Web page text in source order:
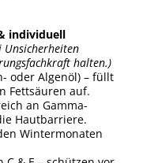
individuell
halten.)
oder Algenöl) – füllt
Fettsäuren auf.
an Gamma-
Hautbarriere.
Wintermonaten